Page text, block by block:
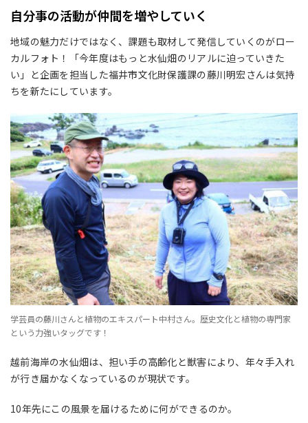
自分事の活動が仲間を増やしていく
地域の魅力だけではなく、課題も取材して発信していくのがロー
カルフォト！「今年度はもっと水仙畑のリアルに迫っていきた
い」と企画を担当した福井市文化財保護課の藤川明宏さんは気持
ちを新たにしています。
学芸員の藤川さんと植物のエキスパート中村さん。歴史文化と植物の専門家
という力強いタッグです！
越前海岸の水仙畑は、担い手の高齢化と獣害により、年々手入れ
が行き届かなくなっているのが現状です。
10年先にこの風景を届けるために何ができるのか。